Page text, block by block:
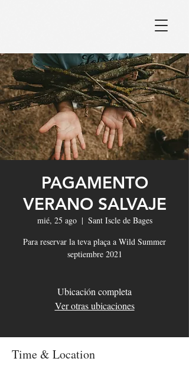
PAGAMENTO
VERANO SALVAJE
mié, 25 ago
  |
Sant Iscle de Bages
Para reservar la teva plaça a Wild Summer
septiembre 2021
Ubicación completa
Ver otras ubicaciones
Time & Location